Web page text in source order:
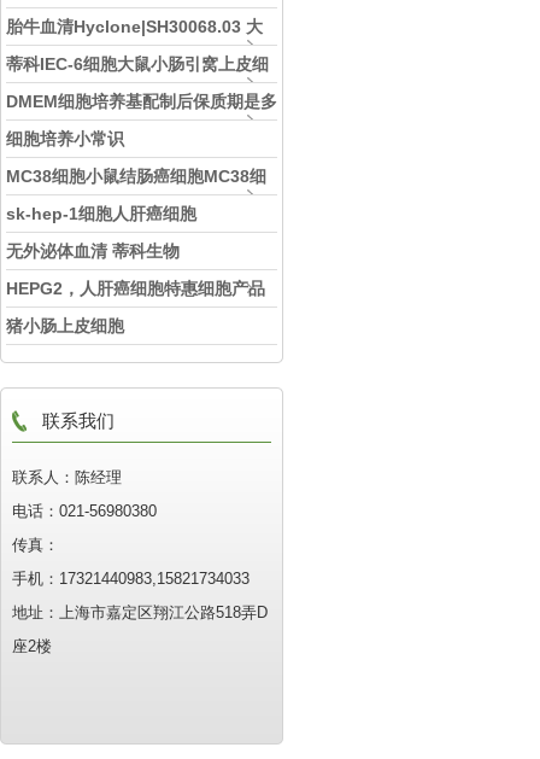
胎牛血清Hyclone|SH30068.03 大
放价
蒂科IEC-6细胞大鼠小肠引窝上皮细
胞
DMEM细胞培养基配制后保质期是多
久?
细胞培养小常识
MC38细胞小鼠结肠癌细胞MC38细
胞
sk-hep-1细胞人肝癌细胞
无外泌体血清 蒂科生物
HEPG2，人肝癌细胞特惠细胞产品
猪小肠上皮细胞
联系我们
联系人：陈经理
电话：021-56980380
传真：
手机：17321440983,15821734033
地址：上海市嘉定区翔江公路518弄D
座2楼